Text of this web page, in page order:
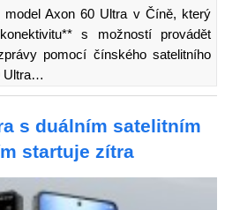
Axon 60 Ultra v Číně, který
s možností provádět
pomocí čínského satelitního
Ultra…
s duálním satelitním
startuje zítra